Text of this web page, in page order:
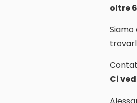
oltre
Siamo
Ci